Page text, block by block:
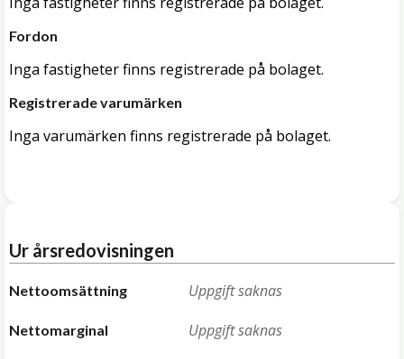
Fordon
Inga fastigheter finns registrerade på bolaget.
Registrerade varumärken
Inga varumärken finns registrerade på bolaget.
Ur årsredovisningen
Nettoomsättning Uppgift saknas
Nettomarginal Uppgift saknas